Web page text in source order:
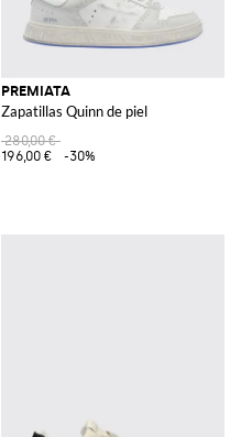
PREMIATA
Zapatillas Quinn de piel
280,00 €
196,00 €
-30%